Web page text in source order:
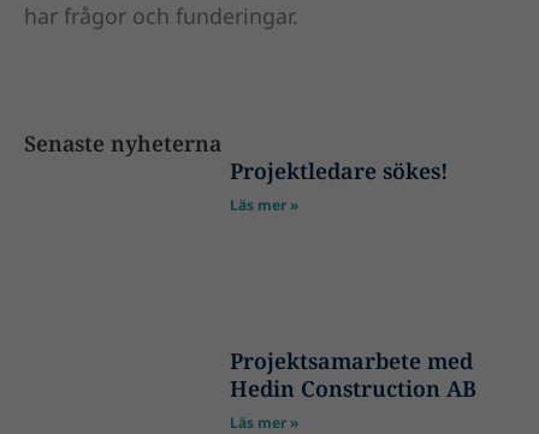
har frågor och funderingar.
Senaste nyheterna
Projektledare sökes!
Läs mer »
Projektsamarbete med
Hedin Construction AB
Läs mer »